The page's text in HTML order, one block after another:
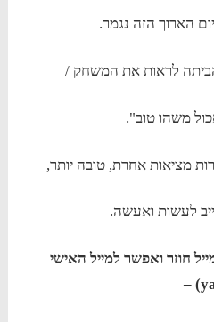
הארוך הזה נגמר.
לראות את המשחק /
משהו טוב".
מציאות אחרת, טובה יותר,
לעשות ואעשה.
חוזר ואפשר למייל האישי